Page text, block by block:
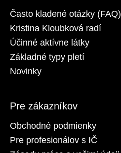
HĽADAŤ
O
p
ú
a
m
Často kladené otázky (FAQ)
Kristina Kloubková radí
Účinné aktívne látky
Základné typy pletí
Novinky
Pre zákazníkov
Obchodné podmienky
Pre profesionálov s IČ